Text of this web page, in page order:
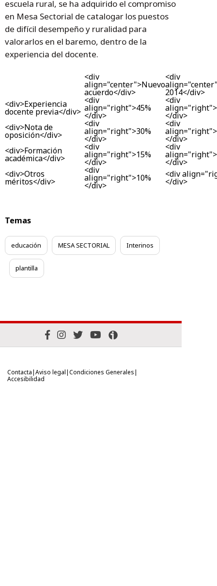
escuela rural, se ha adquirido el compromiso
en Mesa Sectorial de catalogar los puestos
de difícil desempeño y ruralidad para
valorarlos en el baremo, dentro de la
experiencia del docente.
<div
align="center">Nuevo
acuerdo</div>
<div
2014</div>
<div>Experiencia
docente previa</div>
<div
align="right">45%
</div>
<div
</div>
<div>Nota de
oposición</div>
<div
align="right">30%
</div>
<div
</div>
<div>Formación
académica</div>
<div
align="right">15%
</div>
<div
</div>
<div>Otros
méritos</div>
<div
align="right">10%
</div>
<div
</div>
Temas
educación MESA SECTORIAL Interinos
plantilla
Contacta Aviso legal Condiciones Generales
Accesibilidad